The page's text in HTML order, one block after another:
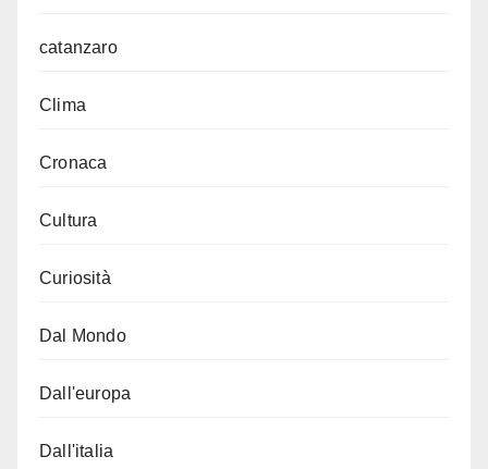
catanzaro
Clima
Cronaca
Cultura
Curiosità
Dal Mondo
Dall'europa
Dall'italia